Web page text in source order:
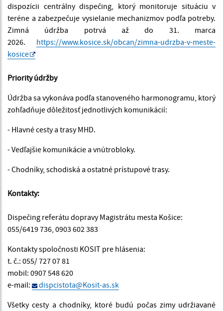
dispozícii centrálny dispečing, ktorý monitoruje situáciu v
teréne a zabezpečuje vysielanie mechanizmov podľa potreby.
Zimná údržba potrvá až do 31. marca
2026. https://www.kosice.sk/obcan/zimna-udrzba-v-meste-
kosice
Priority údržby
Údržba sa vykonáva podľa stanoveného harmonogramu, ktorý
zohľadňuje dôležitosť jednotlivých komunikácií:
- Hlavné cesty a trasy MHD.
- Vedľajšie komunikácie a vnútrobloky.
- Chodníky, schodiská a ostatné prístupové trasy.
Kontakty:
Dispečing referátu dopravy Magistrátu mesta Košice:
055/6419 736, 0903 602 383
Kontakty spoločnosti KOSIT pre hlásenia:
t. č.: 055/ 727 07 81
mobil: 0907 548 620
e-mail:
dispcistota@Kosit-as.sk
Všetky cesty a chodníky, ktoré budú počas zimy udržiavané